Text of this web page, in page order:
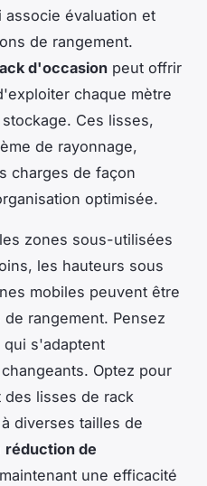
évaluation et
de rangement.
d'occasion peut offrir
chaque mètre
Ces lisses,
de rayonnage,
charges de façon
optimisée.
zones sous-utilisées
les hauteurs sous
mobiles peuvent être
rangement. Pensez
qui s'adaptent
Optez pour
lisses de rack
diverses tailles de
réduction de
une efficacité